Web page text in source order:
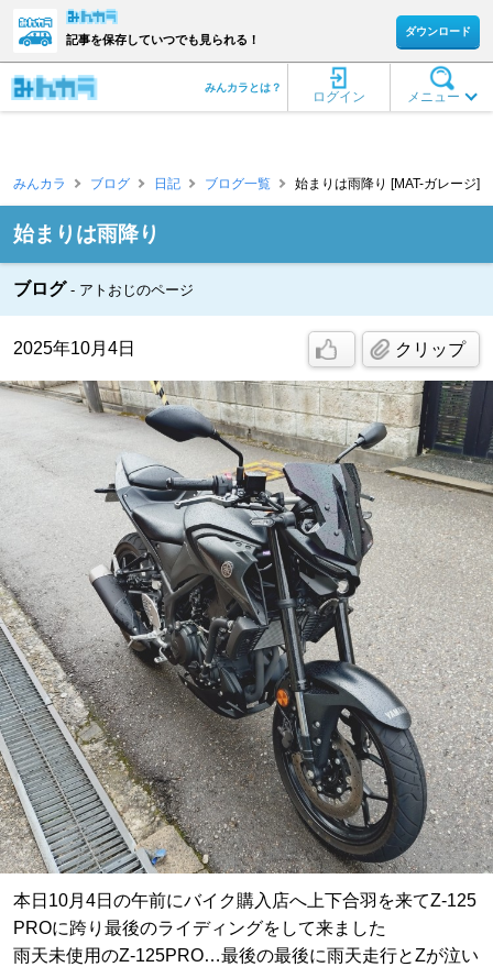
記事を保存していつでも見られる！
ダウンロード
メニュー
ログイン
みんカラとは？
みんカラ ブログ 日記 ブログ一覧 始まりは雨降り [MAT-ガレージ]
始まりは雨降り
ブログ アトおじのページ
2025年10月4日 クリップ
本日10月4日の午前にバイク購入店へ上下合羽を来てZ-125
PROに跨り最後のライディングをして来ました
雨天未使用のZ-125PRO…最後の最後に雨天走行とZが泣い